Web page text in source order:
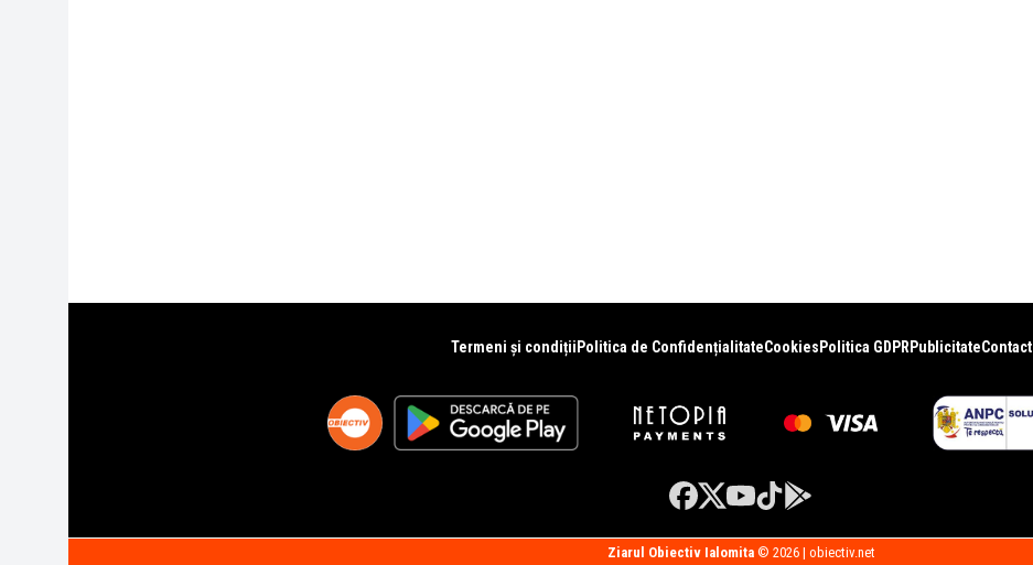
Termeni și condiții Politica de ConfidențialitateCookies Politica GDPR PublicitateContact
Ziarul Obiectiv Ialomita© 2026 | obiectiv.net